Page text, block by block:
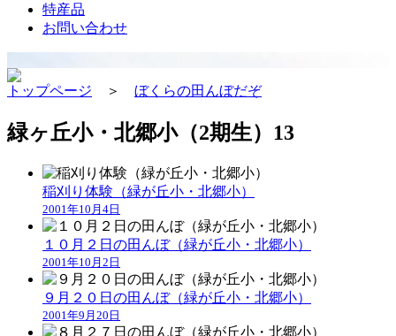
特産品
お問い合わせ
トップページ ＞ ぼくらの田んぼだぞ
緑ヶ丘小・北郷小（2期生）13
稲刈り体験（緑が丘小・北郷小）
2001年10月4日
１０月２日の田んぼ（緑が丘小・北郷小）
2001年10月2日
９月２０日の田んぼ（緑が丘小・北郷小）
2001年9月20日